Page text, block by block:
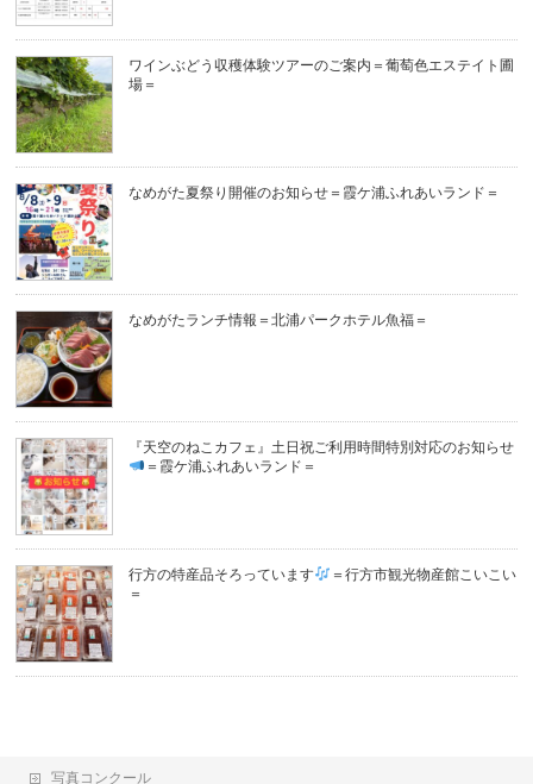
ワインぶどう収穫体験ツアーのご案内＝葡萄色エステイト圃
場＝
なめがた夏祭り開催のお知らせ＝霞ケ浦ふれあいランド＝
なめがたランチ情報＝北浦パークホテル魚福＝
『天空のねこカフェ』土日祝ご利用時間特別対応のお知らせ
＝霞ケ浦ふれあいランド＝
行方の特産品そろっています
＝行方市観光物産館こいこい
＝
写真コンクール